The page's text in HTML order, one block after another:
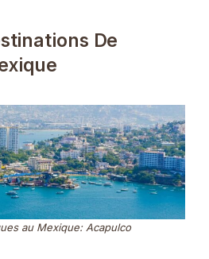
De
au Mexique: Acapulco